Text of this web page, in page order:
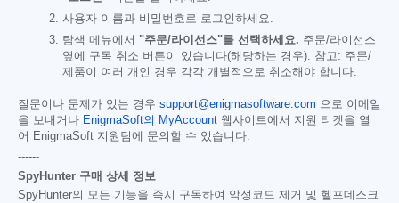
사용자 이름과 비밀번호로 로그인하세요.
탐색 메뉴에서 "주문/라이선스"를 선택하세요. 주문/라이선스
옆에 구독 취소 버튼이 있습니다(해당하는 경우). 참고: 주문/
제품이 여러 개인 경우 각각 개별적으로 취소해야 합니다.
질문이나 문제가 있는 경우 support@enigmasoftware.com 으로 이메일
을 보내거나 EnigmaSoft의 MyAccount 웹사이트에서 지원 티켓을 열
어 EnigmaSoft 지원팀에 문의할 수 있습니다.
------
SpyHunter 구매 상세 정보
SpyHunter의 모든 기능을 즉시 구독하여 악성코드 제거 및 헬프데스크